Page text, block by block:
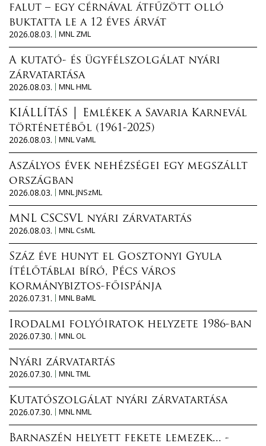
falut – egy cérnával átfűzött olló
buktatta le a 12 éves árvát
2026.08.03.
MNL ZML
A kutató- és ügyfélszolgálat nyári
zárvatartása
2026.08.03.
MNL HML
KIÁLLÍTÁS │ Emlékek a Savaria Karnevál
történetéből (1961-2025)
2026.08.03.
MNL VaML
Aszályos évek nehézségei egy megszállt
országban
2026.08.03.
MNL JNSzML
MNL CSCSVL nyári zárvatartás
2026.08.03.
MNL CsML
Száz éve hunyt el Gosztonyi Gyula
ítélőtáblai bíró, Pécs város
kormánybiztos-főispánja
2026.07.31.
MNL BaML
Irodalmi folyóiratok helyzete 1986-ban
2026.07.30.
MNL OL
Nyári zárvatartás
2026.07.30.
MNL TML
Kutatószolgálat nyári zárvatartása
2026.07.30.
MNL NML
Barnaszén helyett fekete lemezek... -